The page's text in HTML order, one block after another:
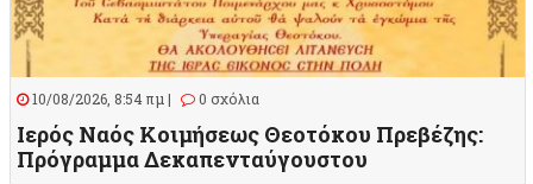
10/08/2026, 8:54 πμ | 0 σχόλια
Ιερός Ναός Κοιμήσεως Θεοτόκου Πρεβέζης:
Πρόγραμμα Δεκαπενταύγουστου